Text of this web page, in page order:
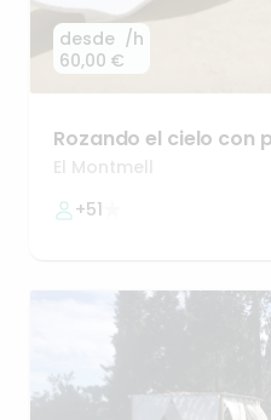
desde
60,00 €
/h
Rozando el cielo con
El Montmell
+51